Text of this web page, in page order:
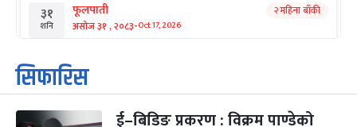
३१
शनि
फूलपाती
असोज ३१ , २०८३-Oct 17, 2026
२ महिना बाँकी
१
आइत
कार्तिक सङ्क्रान्ति
कार्तिक १, २०८३
महानवमी २ महिना बाँकी
सिफारिस
ई–बिडिङ प्रकरण : विक्रम पाण्डेको